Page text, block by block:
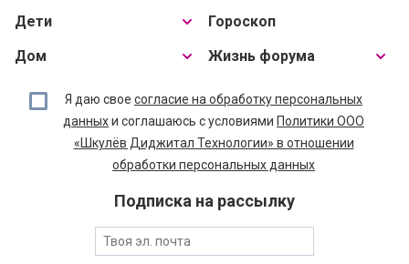
Дети
Дом
Гороскоп
Жизнь форума
Я даю свое согласие на обработку персональных
данныхи соглашаюсь с условиями Политики ООО
«Шкулёв Диджитал Технологии» в отношении
обработки персональных данных
Подписка на рассылку